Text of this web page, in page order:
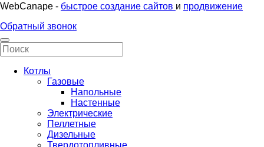
WebCanape - быстрое создание сайтов и продвижение
Обратный звонок
Котлы
Газовые
Напольные
Настенные
Электрические
Пеллетные
Дизельные
Твердотопливные